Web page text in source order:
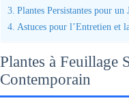
Plantes Persistantes pour
Astuces pour l’Entretien et
Plantes à Feuillage
Contemporain